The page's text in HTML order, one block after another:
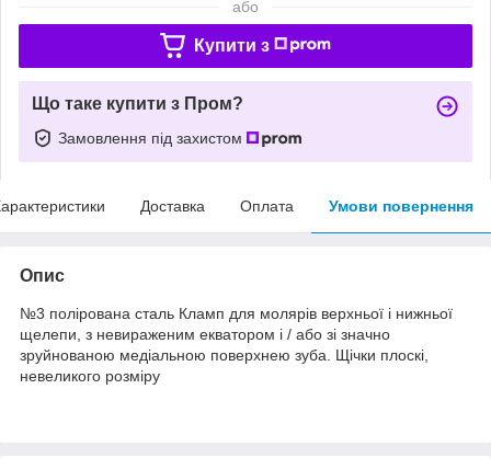
або
Купити з
Що таке купити з Пром?
Замовлення під захистом
Доставка Оплата Умови повернення
Опис
№3 полірована сталь Кламп для молярів верхньої і нижньої
щелепи, з невираженим екватором і / або зі значно
зруйнованою медіальною поверхнею зуба. Щічки плоскі,
невеликого розміру